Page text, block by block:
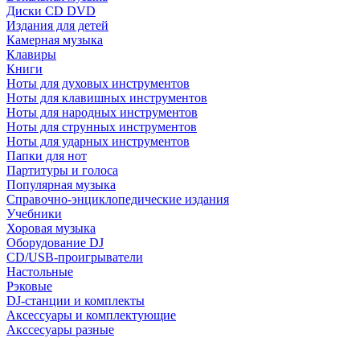
Диски CD DVD
Издания для детей
Камерная музыка
Клавиры
Книги
Ноты для духовых инструментов
Ноты для клавишных инструментов
Ноты для народных инструментов
Ноты для струнных инструментов
Ноты для ударных инструментов
Папки для нот
Партитуры и голоса
Популярная музыка
Справочно-энциклопедические издания
Учебники
Хоровая музыка
Оборудование DJ
CD/USB-проигрыватели
Настольные
Рэковые
DJ-станции и комплекты
Аксессуары и комплектующие
Акссесуары разные